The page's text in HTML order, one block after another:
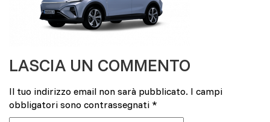
LASCIA UN COMMENTO
Il tuo indirizzo email non sarà pubblicato. I campi
obbligatori sono contrassegnati *